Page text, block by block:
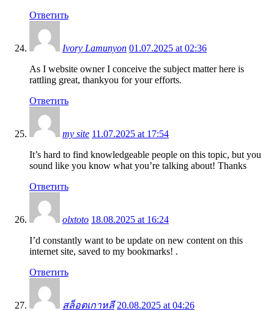
Ответить
Ivory Lamunyon 01.07.2025 at 02:36
As I website owner I conceive the subject matter here is
rattling great, thankyou for your efforts.
Ответить
my site 11.07.2025 at 17:54
It’s hard to find knowledgeable people on this topic, but you
sound like you know what you’re talking about! Thanks
Ответить
olxtoto 18.08.2025 at 16:24
I’d constantly want to be update on new content on this
internet site, saved to my bookmarks! .
Ответить
สล็อตเกาหลี 20.08.2025 at 04:26